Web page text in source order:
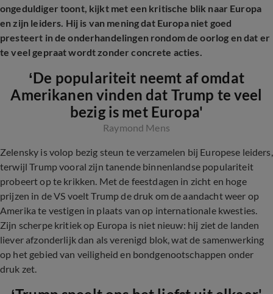
ongeduldiger toont, kijkt met een kritische blik naar Europa
en zijn leiders. Hij is van mening dat Europa niet goed
presteert in de onderhandelingen rondom de oorlog en dat er
te veel gepraat wordt zonder concrete acties.
‘De populariteit neemt af omdat
Amerikanen vinden dat Trump te veel
bezig is met Europa'
Raymond Mens
Zelensky is volop bezig steun te verzamelen bij Europese leiders,
terwijl Trump vooral zijn tanende binnenlandse populariteit
probeert op te krikken. Met de feestdagen in zicht en hoge
prijzen in de VS voelt Trump de druk om de aandacht weer op
Amerika te vestigen in plaats van op internationale kwesties.
Zijn scherpe kritiek op Europa is niet nieuw: hij ziet de landen
liever afzonderlijk dan als verenigd blok, wat de samenwerking
op het gebied van veiligheid en bondgenootschappen onder
druk zet.